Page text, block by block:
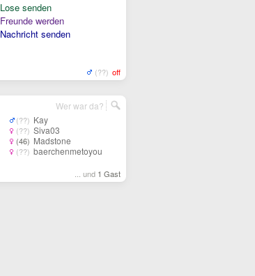
Lose senden
Freunde werden
Nachricht senden
(??) off
(??) Kay
(??) Siva03
(46) Madstone
(??) baerchenmetoyou
... und 1 Gast
Wer war da?